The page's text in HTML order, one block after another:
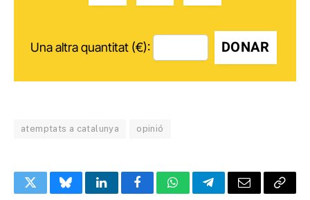
Una altra quantitat (€): DONAR
atemptats a catalunya opinió
TwitterBlueskyLinkedInFacebookWhatsAppTelegramEmail Copy